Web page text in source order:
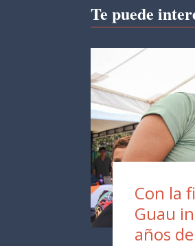
Te puede
Con la
Guau
años